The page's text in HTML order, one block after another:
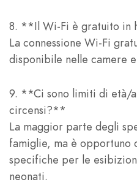
8. **Il Wi-Fi è gratuito in
La connessione Wi-Fi
disponibile nelle camere
9. **Ci sono limiti di età/
circensi?**
La maggior parte degli
famiglie, ma è opportuno
specifiche per le
neonati.